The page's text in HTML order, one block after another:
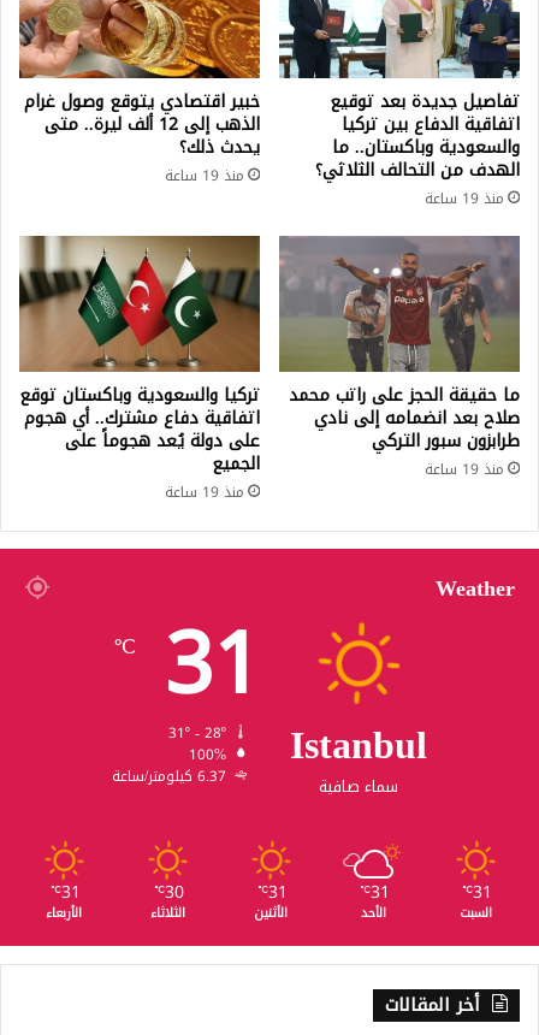
تفاصيل جديدة بعد توقيع
اتفاقية الدفاع بين تركيا
والسعودية وباكستان.. ما
الهدف من التحالف الثلاثي؟
منذ 19 ساعة
خبير اقتصادي يتوقع وصول غرام
الذهب إلى 12 ألف ليرة.. متى
يحدث ذلك؟
منذ 19 ساعة
ما حقيقة الحجز على راتب محمد
صلاح بعد انضمامه إلى نادي
طرابزون سبور التركي
منذ 19 ساعة
تركيا والسعودية وباكستان توقع
اتفاقية دفاع مشترك.. أي هجوم
على دولة يُعد هجوماً على
الجميع
منذ 19 ساعة
Weather
Istanbul
سماء صافية
31
℃
100%
6.37 كيلومتر/ساعة
31
℃
السبت
31
℃
الأحد
31
℃
الأثنين
30
℃
الثلاثاء
31
℃
الأربعاء
أخر المقالات